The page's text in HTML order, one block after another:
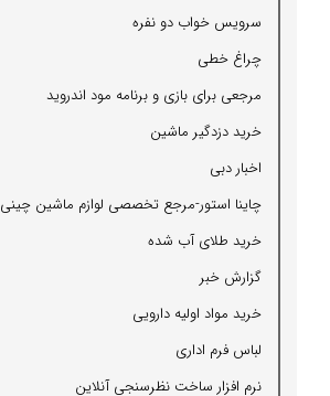
سرویس خواب دو نفره
چراغ خطی
مرجعی برای بازی و برنامه مود اندروید
خرید دزدگیر ماشین
اخبار دبی
چاینا استور-مرجع تخصصی لوازم ماشین چینی
خرید طلای آب شده
گزارش خبر
خرید مواد اولیه دارویی
لباس فرم اداری
نرم افزار ساخت نظرسنجی آنلاین